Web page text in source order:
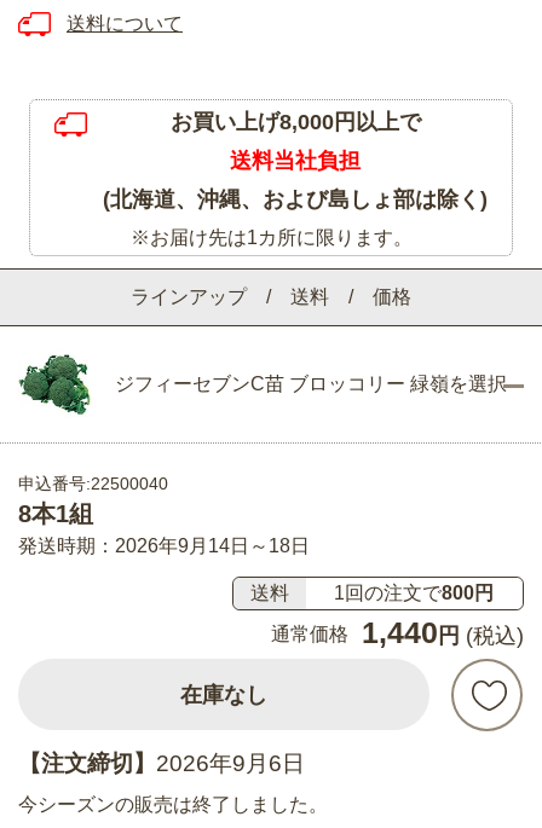
ラインアップ / 送料 / 価格
ジフィーセブンC苗 ブロッコリー 緑嶺を選択
申込番号:22500040
8本1組
発送時期：2026年9月14日～18日
送料 1回の注文で800円
通常価格
1,440 円 (税込)
在庫なし
【注文締切】 2026年9月6日
今シーズンの販売は終了しました。
送料について
お買い上げ8,000円以上で
送料当社負担
(北海道、沖縄、および島しょ部は除く)
※お届け先は1カ所に限ります。